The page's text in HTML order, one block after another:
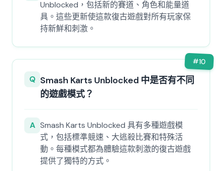
Unblocked，包括新的賽道、角色和能量道
具。這些更新使這款復古遊戲對所有玩家保
持新鮮和刺激。
#10
Q Smash Karts Unblocked 中是否有不同
的遊戲模式？
A Smash Karts Unblocked 具有多種遊戲模
式，包括標準競速、大逃殺比賽和特殊活
動。每種模式都為體驗這款刺激的復古遊戲
提供了獨特的方式。